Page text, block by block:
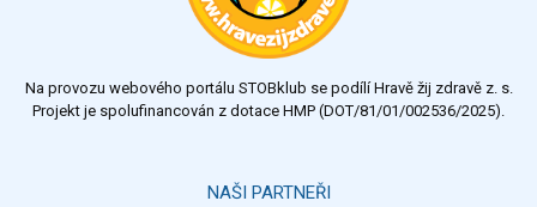
Na provozu webového portálu STOBklub se podílí Hravě žij zdravě z. s.
Projekt je spolufinancován z dotace HMP (DOT/81/01/002536/2025).
NAŠI PARTNEŘI